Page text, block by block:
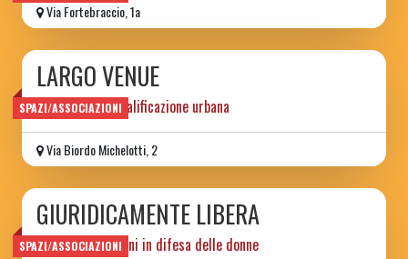
Via Fortebraccio, 1a
SPAZI/ASSOCIAZIONI
LARGO VENUE
progetto di riqualificazione urbana
Via Biordo Michelotti, 2
SPAZI/ASSOCIAZIONI
GIURIDICAMENTE LIBERA
Diritti & Relazioni in difesa delle donne